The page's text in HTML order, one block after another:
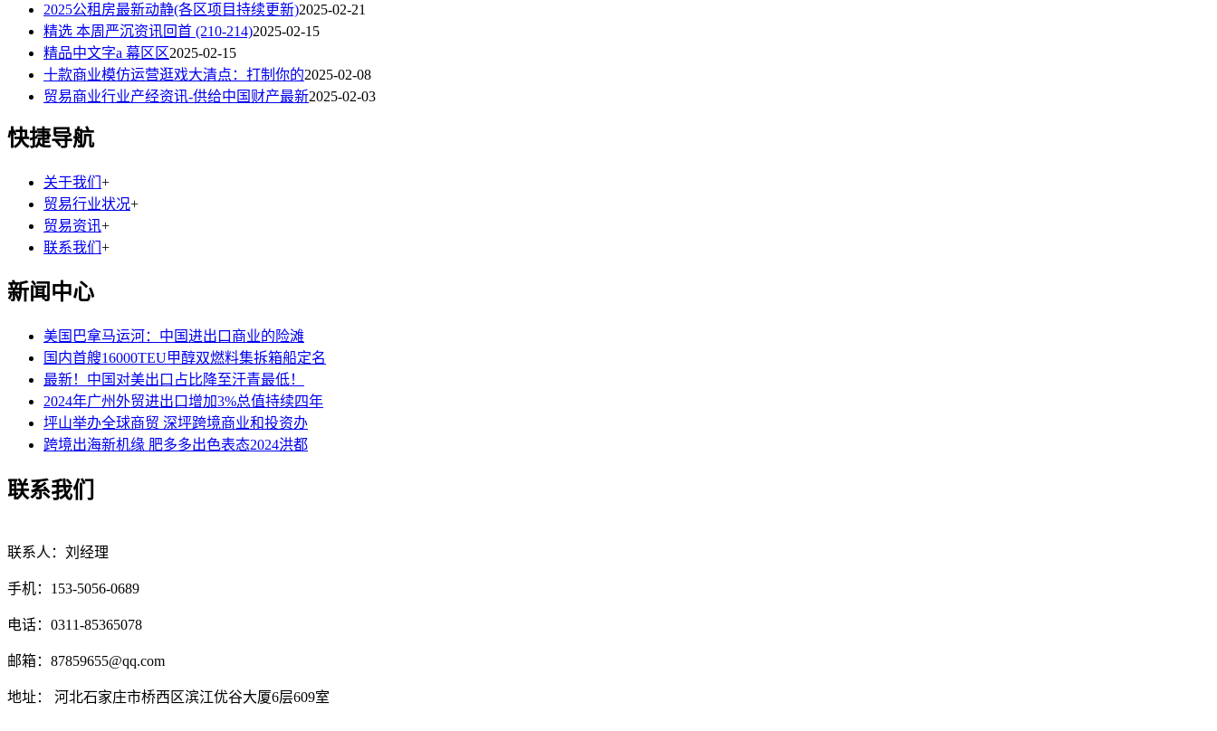
2025公租房最新动静(各区项目持续更新)2025-02-21
精选 本周严沉资讯回首 (210-214)2025-02-15
精品中文字a 幕区区2025-02-15
十款商业模仿运营逛戏大清点：打制你的2025-02-08
贸易商业行业产经资讯-供给中国财产最新2025-02-03
快捷导航
关于我们 +
贸易行业状况+
贸易资讯+
联系我们 +
新闻中心
美国巴拿马运河：中国进出口商业的险滩
国内首艘16000TEU甲醇双燃料集拆箱船定名
最新！中国对美出口占比降至汗青最低！
2024年广州外贸进出口增加3%总值持续四年
坪山举办全球商贸 深坪跨境商业和投资办
跨境出海新机缘 肥多多出色表态2024洪都
联系我们
联系人：刘经理
手机：153-5056-0689
电话：0311-85365078
邮箱：87859655@qq.com
地址： 河北石家庄市桥西区滨江优谷大厦6层609室